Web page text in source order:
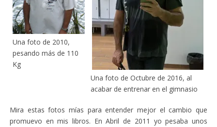
Una foto de 2010,
pesando más de 110
Kg
Una foto de Octubre de 2016, al
acabar de entrenar en el gimnasio
Mira estas fotos mías para entender mejor el cambio que
promuevo en mis libros. En Abril de 2011 yo pesaba unos